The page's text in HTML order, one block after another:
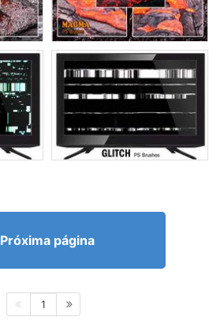
Próxima página
1